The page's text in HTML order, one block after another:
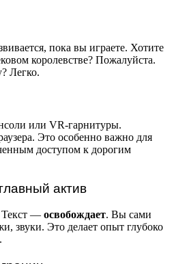
пока вы играете. Хотите
королевстве? Пожалуйста.
Легко.
или VR-гарнитуры.
Это особенно важно для
доступом к дорогим
актив
Текст — освобождает. Вы сами
звуки. Это делает опыт глубоко